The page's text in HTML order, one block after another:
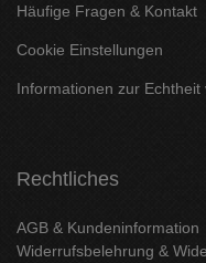
Häufige Fragen & Kontakt
Cookie Einstellungen
Informationen zur
Rechtliches
AGB & Kundeninformation
Widerrufsbelehrung &